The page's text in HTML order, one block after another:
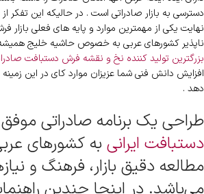
دسترسی به بازار صادراتی است . در حالیکه این تفکر
نهایت یکی از مهمترین موارد و پایه های فعلی بازار
ناپذیر کشورهای عربی به خصوص حاشیه خلیج
بزرگترین تولید کننده نخ و نقشه فرش دستبافت
افزایش دانش فنی شما عزیزان موارد کای در این
دهد .
طراحی یک برنامه صادراتی موفق
دستبافت ایرانی به کشورهای
مطالعه دقیق بازار، فرهنگ و